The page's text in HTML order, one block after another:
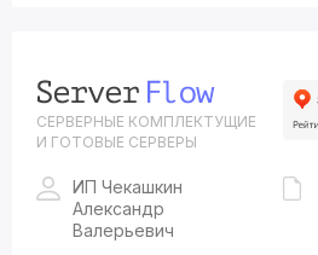
СЕРВЕРНЫЕ КОМПЛЕКТУЩИЕ
И ГОТОВЫЕ СЕРВЕРЫ
ИП Чекашкин
Александр
Валерьевич